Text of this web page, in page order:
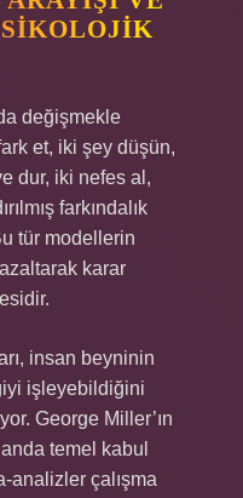
değişmekle
et, iki şey düşün,
dur, iki nefes al,
farkındalık
tür modellerin
karar
insan beyninin
işleyebildiğini
George Miller’ın
temel kabul
analizler çalışma